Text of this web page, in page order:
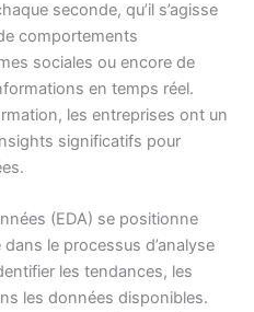
seconde, qu’il s’agisse
comportements
sociales ou encore de
en temps réel.
les entreprises ont un
significatifs pour
(EDA) se positionne
le processus d’analyse
les tendances, les
les données disponibles.